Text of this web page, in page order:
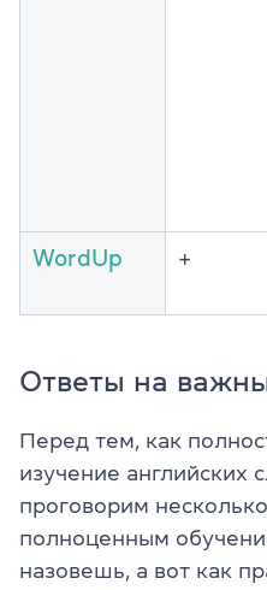
WordUp +
Ответы на
Перед тем, как
изучение английских
проговорим
полноценным
назовешь, а вот как